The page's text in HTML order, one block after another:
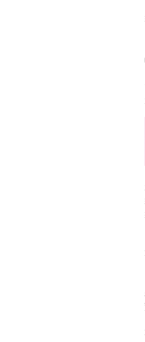
«Uno de los objetivos del
ciudadanos e informar de
Estos tótems interactivos
información más para llegar
también y con ello dinamizar
explicado González, al
estratégicamente, que tienen
En concreto, los seis tótems
Casa de la Cultura, el
Marítimo de Carvajal -a la
Al respecto, la edil ha
información de forma
de la semana, incluso cuando
forma, cuando un turista o
puntos para obtener
«Son tótems interactivos. Es